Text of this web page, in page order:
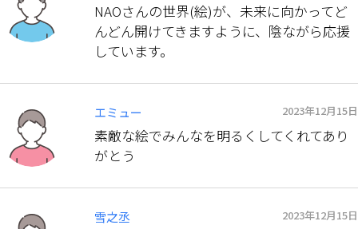
NAOさんの世界(絵)が、未来に向かってど
んどん開けてきますように、陰ながら応援
しています。
エミュー 2023年12月15日
素敵な絵でみんなを明るくしてくれてあり
がとう
雪之丞 2023年12月15日